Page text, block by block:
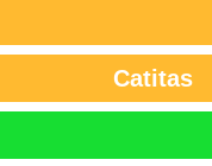
Catitas